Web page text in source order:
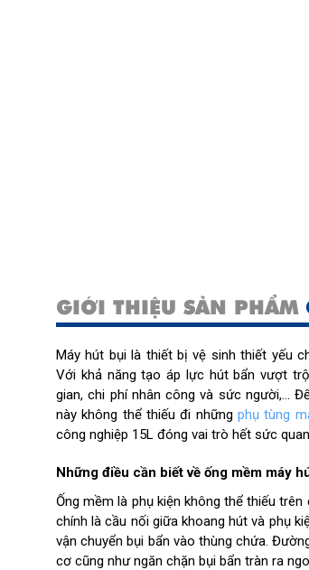
GIỚI THIỆU SẢN PHẨM
Máy hút bụi là thiết bị vệ sinh thiết yếu
Với khả năng tạo áp lực hút bẩn vượt
gian, chi phí nhân công và sức người,...
này không thể thiếu đi nhữngphụ tùng
công nghiệp 15L đóng vai trò hết sức
Những điều cần biết về ống mềm máy
Ống mềm là phụ kiện không thể thiếu
chính là cầu nối giữa khoang hút và phụ
vận chuyển bụi bẩn vào thùng chứa.
cơ cũng như ngăn chặn bụi bẩn tràn ra